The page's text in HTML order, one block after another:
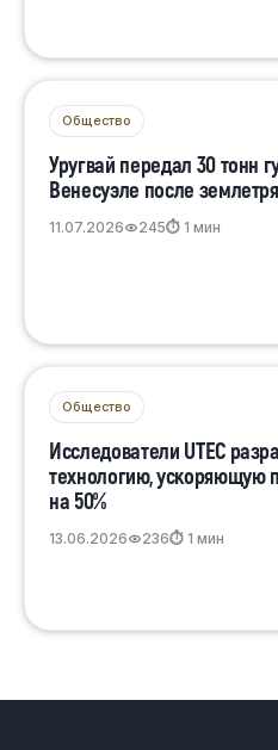
Общество
Уругвай передал 30 тонн
Венесуэле после
11.07.2026 245⏱ 1 мин
Общество
Исследователи UTEC
технологию, ускоряющую
на 50%
13.06.2026 236⏱ 1 мин